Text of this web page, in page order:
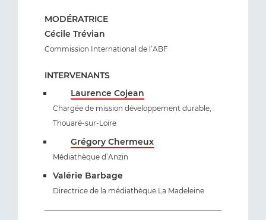
MODÉRATRICE
Cécile Trévian
Commission International de l’ABF
INTERVENANTS
Laurence Cojean
Chargée de mission développement durable,
Thouaré-sur-Loire
Grégory Chermeux
Médiathèque d’Anzin
Valérie Barbage
Directrice de la médiathèque La Madeleine